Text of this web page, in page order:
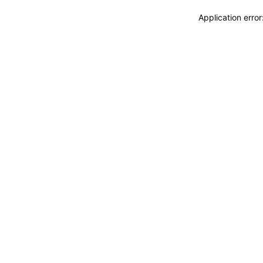
Application